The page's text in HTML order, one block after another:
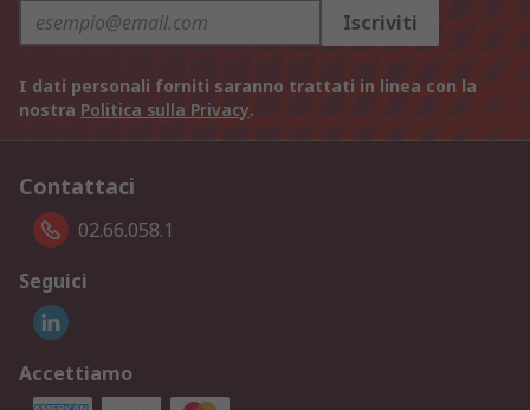
Iscriviti
I dati personali forniti saranno trattati in linea con la
nostra Politica sulla Privacy.
Contattaci
02.66.058.1
Seguici
Accettiamo